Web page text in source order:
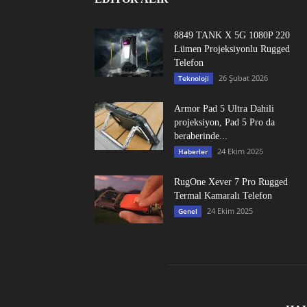
8849 TANK X 5G 1080P 220
Lümen Projeksiyonlu Rugged
Telefon
Teknoloji 26 Şubat 2026
Armor Pad 5 Ultra Dahili
projeksiyon, Pad 5 Pro da
beraberinde...
Haberler 24 Ekim 2025
RugOne Xever 7 Pro Rugged
Termal Kamaralı Telefon
Genel 24 Ekim 2025